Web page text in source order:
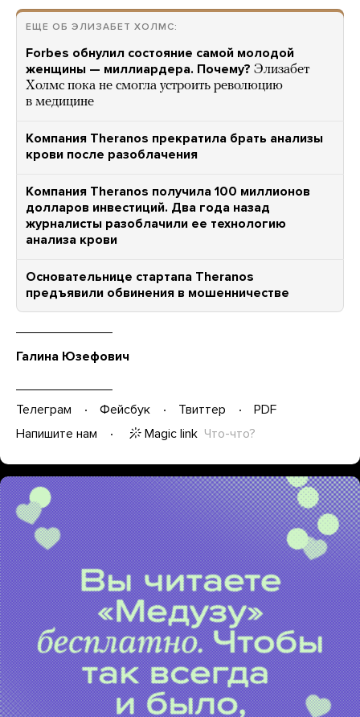
ЕЩЕ ОБ ЭЛИЗАБЕТ ХОЛМС:
Forbes обнулил состояние самой молодой
женщины — миллиардера. Почему? Элизабет
Холмс пока не смогла устроить революцию
в медицине
Компания Theranos прекратила брать анализы
крови после разоблачения
Компания Theranos получила 100 миллионов
долларов инвестиций. Два года назад
журналисты разоблачили ее технологию
анализа крови
Основательнице стартапа Theranos
предъявили обвинения в мошенничестве
Галина Юзефович
Телеграм Фейсбук Твиттер
PDF
Напишите нам
Magic link Что-что?